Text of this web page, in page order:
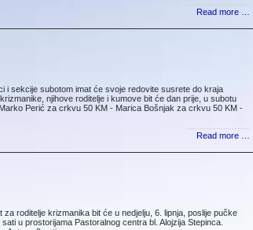
Read more …
i sekcije sub­otom imat će svoje redovite susrete do kraja
njihove roditelje i kumove bit će dan prije, u subotu
Perić za crkvu 50 KM - Marica Bošnjak za crkvu 50 KM -
Read more …
roditelje krizmanika bit će u nedjelju, 6. lipnja, poslije pučke
u prostorijama Pastoralnog cen­tra bl. Alojzija Stepinca.